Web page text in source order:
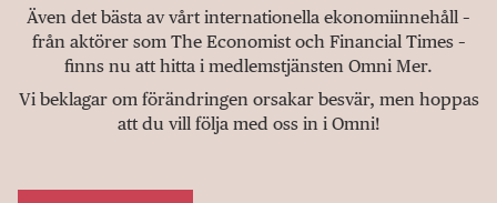
Även det bästa av vårt internationella ekonomiinnehåll –
från aktörer som The Economist och Financial Times –
finns nu att hitta i medlemstjänsten Omni Mer.
Vi beklagar om förändringen orsakar besvär, men hoppas
att du vill följa med oss in i Omni!